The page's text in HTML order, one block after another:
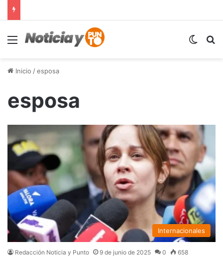
Menú
Inicio /esposa
esposa
Internacionales
Redacción Noticia y Punto 9 de junio de 2025 0 658